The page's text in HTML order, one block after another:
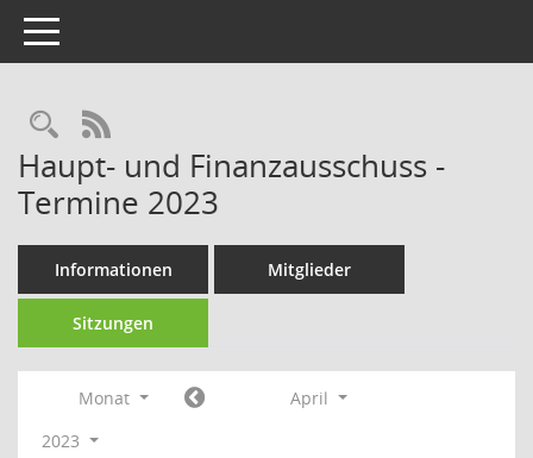
Toggle navigation
Rechercheauswahl
RSS-Feed
Haupt- und Finanzausschuss -
Termine 2023
Informationen Mitglieder
Sitzungen
Monat
April
2023